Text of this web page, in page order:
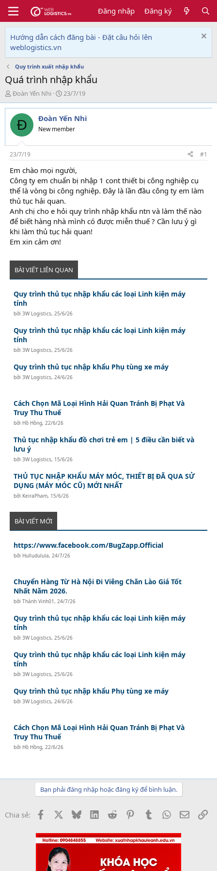
Đăng nhập Đăng ký
Hướng dẫn cách đăng bài - Đặt câu hỏi lên
weblogistics.vn
Quy trình xuất nhập khẩu
Quá trình nhập khẩu
T
h
r
e
d
s
t
a
r
t
e
r
Đoàn Yến Nhi
N
g
à
y
g
i
23/7/19
Đ Đoàn Yến Nhi
New member
23/7/19 #1
Em chào mọi người,
Công ty em chuẩn bị nhập 1 cont thiết bị công nghiệp cụ
thể là vòng bi công nghiệp. Đây là lần đầu công ty em làm
thủ tục hải quan.
Anh chị cho e hỏi quy trình nhập khẩu ntn và làm thế nào
để biết hàng nhà mình có được miễn thuế ? Cần lưu ý gì
khi làm thủ tục hải quan!
Em xin cảm ơn!
BÀI VIẾT LIÊN QUAN
Quy trình thủ tục nhập khẩu các loại Linh kiện máy
tính
bởi3W Logistics, 25/6/26
Quy trình thủ tục nhập khẩu các loại Linh kiện máy
tính
bởi3W Logistics, 25/6/26
Quy trình thủ tục nhập khẩu Phụ tùng xe máy
bởi3W Logistics, 24/6/26
Cách Chọn Mã Loại Hình Hải Quan Tránh Bị Phạt Và
Truy Thu Thuế
bởi Hồ Hồng, 22/6/26
Thủ tục nhập khẩu đồ chơi trẻ em | 5 điều cần biết và
lưu ý
bởi3W Logistics, 15/6/26
THỦ TỤC NHẬP KHẨU MÁY MÓC, THIẾT BỊ ĐÃ QUA SỬ
DỤNG (MÁY MÓC CŨ) MỚI NHẤT
bởi KeiraPham, 15/6/26
BÀI VIẾT MỚI
https://www.facebook.com/BugZapp.Official
bởi Hulludulula, 24/7/26
Chuyển Hàng Từ Hà Nội Đi Viêng Chăn Lào Giá Tốt
Nhất Năm 2026.
bởiThành Vinh01 , 24/7/26
Quy trình thủ tục nhập khẩu các loại Linh kiện máy
tính
bởi3W Logistics, 25/6/26
Quy trình thủ tục nhập khẩu các loại Linh kiện máy
tính
bởi3W Logistics, 25/6/26
Quy trình thủ tục nhập khẩu Phụ tùng xe máy
bởi3W Logistics, 24/6/26
Cách Chọn Mã Loại Hình Hải Quan Tránh Bị Phạt Và
Truy Thu Thuế
bởi Hồ Hồng, 22/6/26
Bạn phải đăng nhập hoặc đăng ký để bình luận.
Chia sẻ: Facebook BlueskyLinkedInReddit PinterestTumblrWhatsApp
Email